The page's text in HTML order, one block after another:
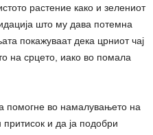
растение како и зелениот
што му дава потемна
покажуваат дека црниот чај
на срцето, иако во помала
помогне во намалувањето на
притисок и да ја подобри